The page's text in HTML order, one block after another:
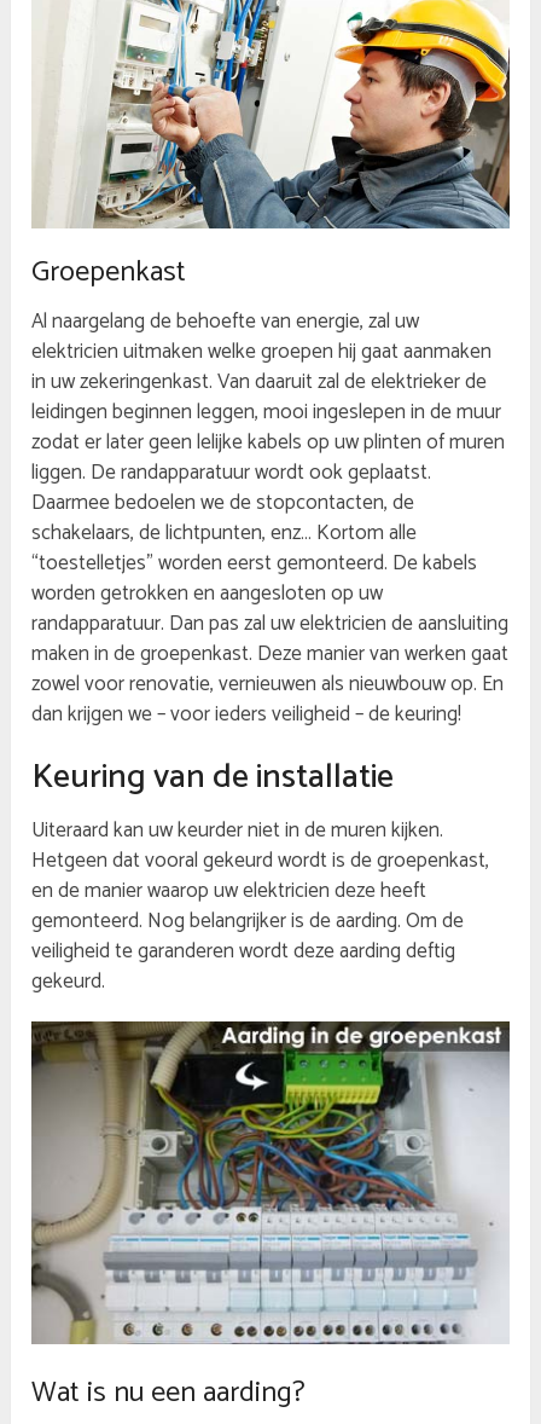
Groepenkast
Al naargelang de behoefte van energie, zal uw
elektricien uitmaken welke groepen hij gaat aanmaken
in uw zekeringenkast. Van daaruit zal de elektrieker de
leidingen beginnen leggen, mooi ingeslepen in de muur
zodat er later geen lelijke kabels op uw plinten of muren
liggen. De randapparatuur wordt ook geplaatst.
Daarmee bedoelen we de stopcontacten, de
schakelaars, de lichtpunten, enz… Kortom alle
“toestelletjes” worden eerst gemonteerd. De kabels
worden getrokken en aangesloten op uw
randapparatuur. Dan pas zal uw elektricien de aansluiting
maken in de groepenkast. Deze manier van werken gaat
zowel voor renovatie, vernieuwen als nieuwbouw op. En
dan krijgen we – voor ieders veiligheid – de keuring!
Keuring van de installatie
Uiteraard kan uw keurder niet in de muren kijken.
Hetgeen dat vooral gekeurd wordt is de groepenkast,
en de manier waarop uw elektricien deze heeft
gemonteerd. Nog belangrijker is de aarding. Om de
veiligheid te garanderen wordt deze aarding deftig
gekeurd.
Wat is nu een aarding?